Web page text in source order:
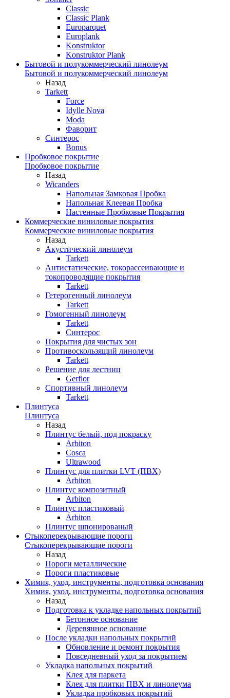
Classic
Classic Plank
Europarquet
Europlank
Konstruktor
Konstruktor Plank
Бытовой и полукоммерческий линолеум
Бытовой и полукоммерческий линолеум
Назад
Tarkett
Force
Idylle Nova
Moda
Фаворит
Синтерос
Bonus
Пробковое покрытие
Пробковое покрытие
Назад
Wicanders
Напольная Замковая Пробка
Напольная Клеевая Пробка
Настенные Пробковые Покрытия
Коммерческие виниловые покрытия
Коммерческие виниловые покрытия
Назад
Акустический линолеум
Tarkett
Антистатические, токорассеивающие и
токопроводящие покрытия
Tarkett
Гетерогенный линолеум
Tarkett
Гомогенный линолеум
Tarkett
Синтерос
Покрытия для чистых зон
Противоскользящий линолеум
Tarkett
Решение для лестниц
Gerflor
Спортивный линолеум
Tarkett
Плинтуса
Плинтуса
Назад
Плинтус белый, под покраску
Arbiton
Cosca
Ultrawood
Плинтус для плитки LVT (ПВХ)
Arbiton
Плинтус композитный
Arbiton
Плинтус пластиковый
Arbiton
Плинтус шпонированый
Стыкоперекрывающие пороги
Стыкоперекрывающие пороги
Назад
Пороги металлические
Пороги пластиковые
Химия, уход, инструменты, подготовка основания
Химия, уход, инструменты, подготовка основания
Назад
Подготовка к укладке напольных покрытий
Бетонное основание
Деревянное основание
После укладки напольных покрытий
Обновление и ремонт покрытия
Повседневный уход за покрытием
Укладка напольных покрытий
Клея для паркета
Клея для плитки ПВХ и линолеума
Укладка пробковых покрытий